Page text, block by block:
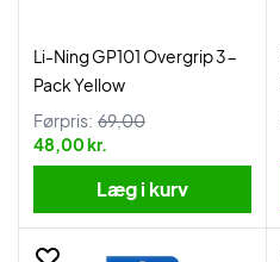
Li-Ning GP101 Overgrip 3-
Pack Yellow
Førpris: 69,00
48,00 kr.
Læg i kurv